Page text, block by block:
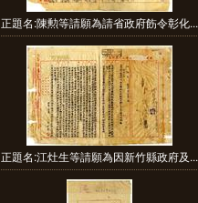
正題名:陳勲等請願為請省政府飭令彰化...
正題名:江灶生等請願為因新竹縣政府及...